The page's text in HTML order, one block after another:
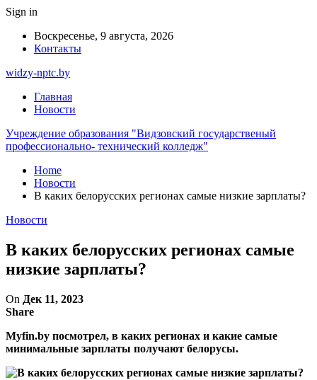
Sign in
Воскресенье, 9 августа, 2026
Контакты
widzy-nptc.by
Главная
Новости
Учреждение образования "Видзовский государственый
профессионально- технический колледж"
Home
Новости
В каких белорусских регионах самые низкие зарплаты?
Новости
В каких белорусских регионах самые
низкие зарплаты?
On Дек 11, 2023
Share
Myfin.by посмотрел, в каких регионах и какие самые
минимальные зарплаты получают белорусы.